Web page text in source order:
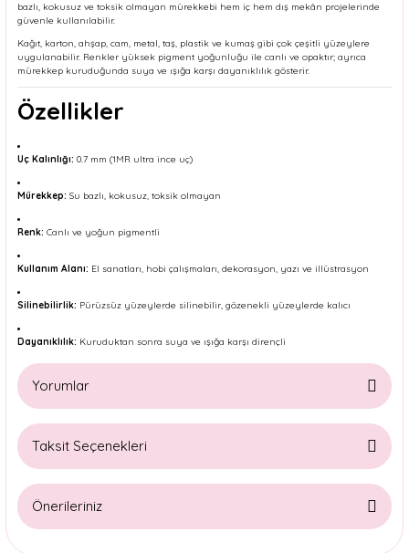
bazlı, kokusuz ve toksik olmayan mürekkebi hem iç hem dış mekân projelerinde
güvenle kullanılabilir.
Kağıt, karton, ahşap, cam, metal, taş, plastik ve kumaş gibi çok çeşitli yüzeylere
uygulanabilir. Renkler yüksek pigment yoğunluğu ile canlı ve opaktır; ayrıca
mürekkep kuruduğunda suya ve ışığa karşı dayanıklılık gösterir.
Özellikler
Uç Kalınlığı: 0.7 mm (1MR ultra ince uç)
Mürekkep: Su bazlı, kokusuz, toksik olmayan
Renk: Canlı ve yoğun pigmentli
Kullanım Alanı: El sanatları, hobi çalışmaları, dekorasyon, yazı ve illüstrasyon
Silinebilirlik: Pürüzsüz yüzeylerde silinebilir, gözenekli yüzeylerde kalıcı
Dayanıklılık: Kuruduktan sonra suya ve ışığa karşı dirençli
Yorumlar
Taksit Seçenekleri
Önerileriniz